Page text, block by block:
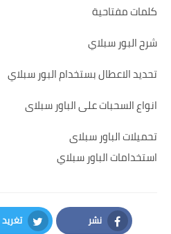
كلمات مفتاحية
شرح البور سبلاي
تحديد الاعطال بستخدام البور سبلاي
انواع السحبات على الباور سبلاى
تحميلات الباور سبلاى
استخدامات الباور سبلاي
نشر تغريد